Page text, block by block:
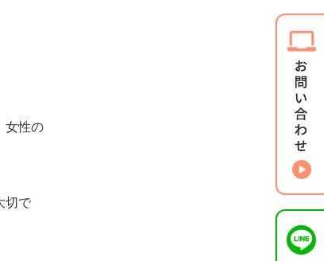
女性の
切で